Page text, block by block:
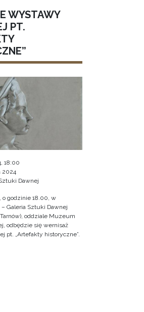
WYSTAWY
PT.
18:00
2024
Dawnej
o godzinie 18.00, w
Galeria Sztuki Dawnej
oddziale Muzeum
odbędzie się wernisaż
pt. „Artefakty historyczne”.